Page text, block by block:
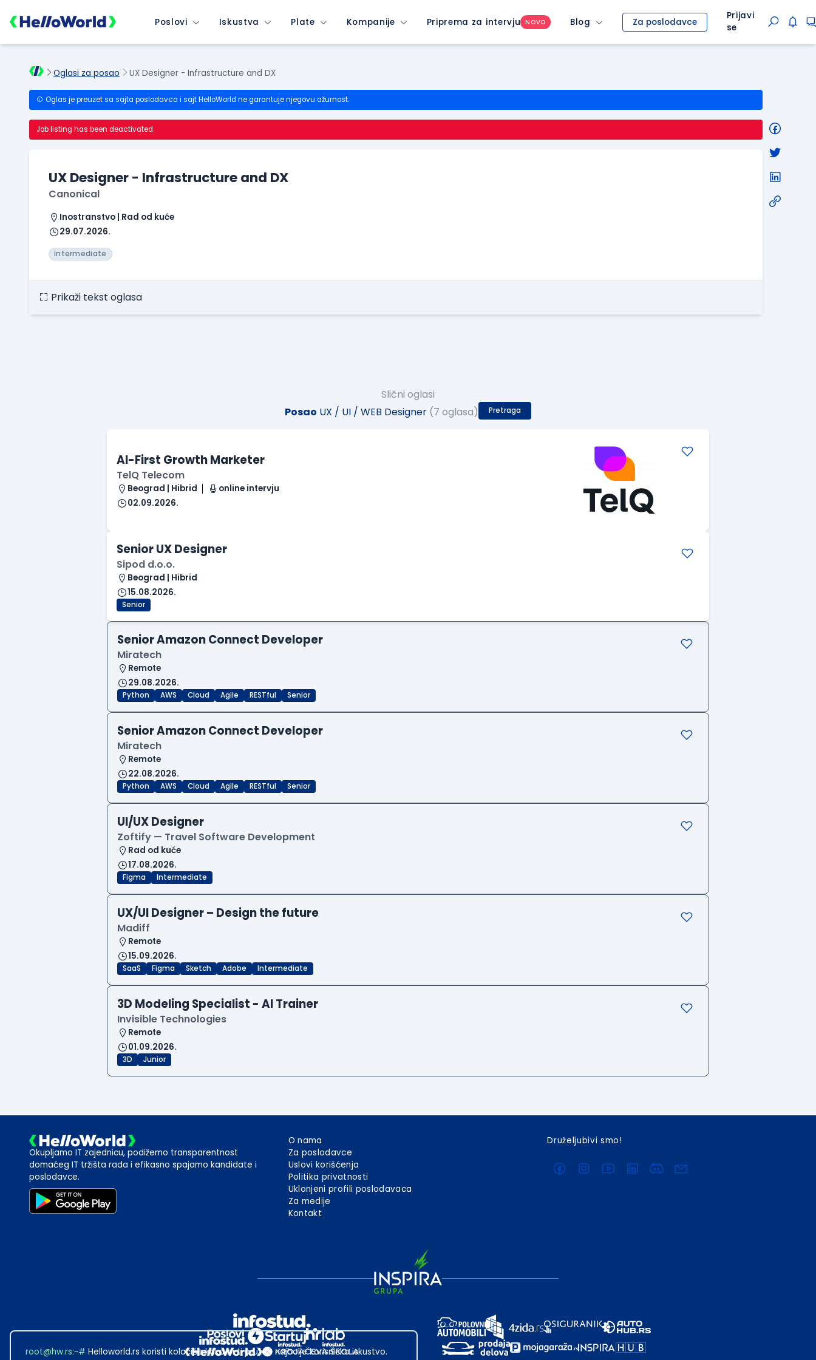
Poslovi Iskustva Plate Kompanije Priprema za intervju NOVO Blog Za poslodavce
Prijavi
se
Oglasi za posao UX Designer - Infrastructure and DX
Oglas je preuzet sa sajta poslodavca i sajt HelloWorld ne garantuje njegovu ažurnost.
Job listing has been deactivated.
UX Designer - Infrastructure and DX
Canonical
Inostranstvo | Rad od kuće
29.07.2026.
intermediate
Prikaži tekst oglasa
Slični oglasi
Posao UX / UI / WEB Designer (7 oglasa) Pretraga
AI-First Growth Marketer
TelQ Telecom
Beograd | Hibrid
online intervju
02.09.2026.
Senior UX Designer
Sipod d.o.o.
Beograd | Hibrid
15.08.2026.
Senior
Senior Amazon Connect Developer
Miratech
Remote
29.08.2026.
Python AWS Cloud Agile RESTful Senior
Senior Amazon Connect Developer
Miratech
Remote
22.08.2026.
Python AWS Cloud Agile RESTful Senior
UI/UX Designer
Zoftify — Travel Software Development
Rad od kuće
17.08.2026.
Figma Intermediate
UX/UI Designer – Design the future
Madiff
Remote
15.09.2026.
SaaS Figma Sketch Adobe Intermediate
3D Modeling Specialist - AI Trainer
Invisible Technologies
Remote
01.09.2026.
3D Junior
Okupljamo IT zajednicu, podižemo transparentnost
domaćeg IT tržišta rada i efikasno spajamo kandidate i
poslodavce.
O nama
Za poslodavce
Uslovi korišćenja
Politika privatnosti
Uklonjeni profili poslodavaca
Za medije
Kontakt
Druželjubivi smo!
root@hw.rs:~# Helloworld.rs koristi kolačiće kako bi ti pružao najbolje korisničko iskustvo.